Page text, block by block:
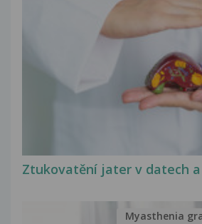
Ztukovatění jater v datech
Myasthenia